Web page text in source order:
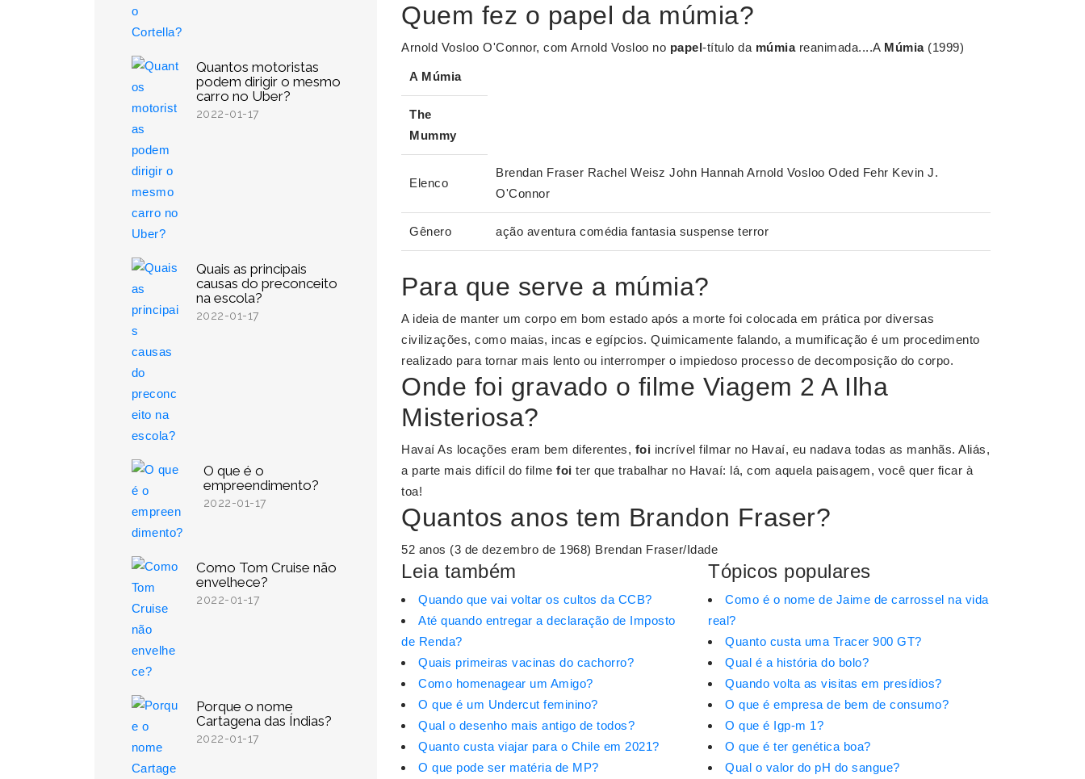
Quantos motoristas
podem dirigir o mesmo
carro no Uber?
2022-01-17
Quais as principais
causas do preconceito
na escola?
2022-01-17
O que é o
empreendimento?
2022-01-17
Como Tom Cruise não
envelhece?
2022-01-17
Porque o nome
Cartagena das Índias?
2022-01-17
Quem fez o papel da múmia?
Arnold Vosloo O'Connor, com Arnold Vosloo no papel -título da múmiareanimada....A Múmia(1999)
A Múmia
The
Mummy
Elenco
Brendan Fraser Rachel Weisz John Hannah Arnold Vosloo Oded Fehr Kevin J.
O'Connor
Gênero ação aventura comédia fantasia suspense terror
Para que serve a múmia?
A ideia de manter um corpo em bom estado após a morte foi colocada em prática por diversas
civilizações, como maias, incas e egípcios. Quimicamente falando, a mumificação é um procedimento
realizado para tornar mais lento ou interromper o impiedoso processo de decomposição do corpo.
Onde foi gravado o filme Viagem 2 A Ilha
Misteriosa?
Havaí As locações eram bem diferentes, foi incrível filmar no Havaí, eu nadava todas as manhãs. Aliás,
a parte mais difícil do filme foi ter que trabalhar no Havaí: lá, com aquela paisagem, você quer ficar à
toa!
Quantos anos tem Brandon Fraser?
52 anos (3 de dezembro de 1968) Brendan Fraser/Idade
Leia também
Quando que vai voltar os cultos da CCB?
Até quando entregar a declaração de Imposto
de Renda?
Quais primeiras vacinas do cachorro?
Como homenagear um Amigo?
O que é um Undercut feminino?
Qual o desenho mais antigo de todos?
Quanto custa viajar para o Chile em 2021?
O que pode ser matéria de MP?
Tópicos populares
Como é o nome de Jaime de carrossel na vida
real?
Quanto custa uma Tracer 900 GT?
Qual é a história do bolo?
Quando volta as visitas em presídios?
O que é empresa de bem de consumo?
O que é Igp-m 1?
O que é ter genética boa?
Qual o valor do pH do sangue?